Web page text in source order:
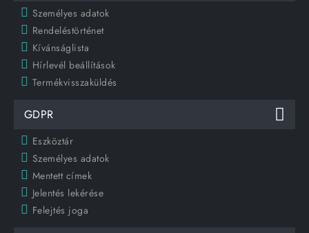
Személyes adatok
Rendeléstörténet
Kívánságlista
Hírlevél beállítások
Termékvisszaküldés
GDPR
Eszköztár
Személyes adatok
Mentett címek
Jelentés lekérése
Felejtés joga